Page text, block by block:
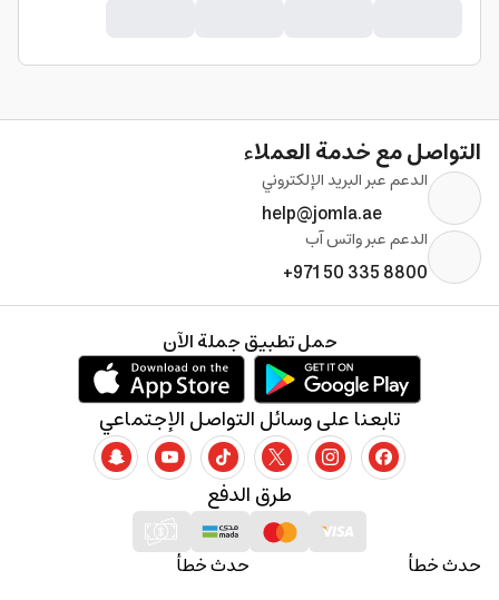
التواصل مع خدمة العملاء
الدعم عبر البريد الإلكتروني
help@jomla.ae
الدعم عبر واتس آب
+971 50 335 8800
حدث خطأ حدث خطأ
طرق الدفع
تابعنا على وسائل التواصل الإجتماعي
حمل تطبيق جملة الآن